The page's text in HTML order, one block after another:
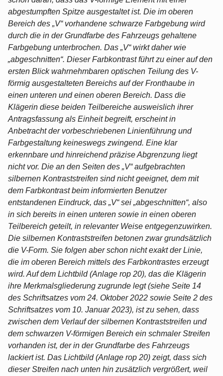
abgestumpften Spitze ausgestaltet ist. Die im oberen
Bereich des „V“ vorhandene schwarze Farbgebung wird
durch die in der Grundfarbe des Fahrzeugs gehaltene
Farbgebung unterbrochen. Das „V“ wirkt daher wie
„abgeschnitten“. Dieser Farbkontrast führt zu einer auf den
ersten Blick wahrnehmbaren optischen Teilung des V-
förmig ausgestalteten Bereichs auf der Fronthaube in
einen unteren und einen oberen Bereich. Dass die
Klägerin diese beiden Teilbereiche ausweislich ihrer
Antragsfassung als Einheit begreift, erscheint in
Anbetracht der vorbeschriebenen Linienführung und
Farbgestaltung keineswegs zwingend. Eine klar
erkennbare und hinreichend präzise Abgrenzung liegt
nicht vor. Die an den Seiten des „V“ aufgebrachten
silbernen Kontraststreifen sind nicht geeignet, dem mit
dem Farbkontrast beim informierten Benutzer
entstandenen Eindruck, das „V“ sei „abgeschnitten“, also
in sich bereits in einen unteren sowie in einen oberen
Teilbereich geteilt, in relevanter Weise entgegenzuwirken.
Die silbernen Kontraststreifen betonen zwar grundsätzlich
die V-Form. Sie folgen aber schon nicht exakt der Linie,
die im oberen Bereich mittels des Farbkontrastes erzeugt
wird. Auf dem Lichtbild (Anlage rop 20), das die Klägerin
ihre Merkmalsgliederung zugrunde legt (siehe Seite 14
des Schriftsatzes vom 24. Oktober 2022 sowie Seite 2 des
Schriftsatzes vom 10. Januar 2023), ist zu sehen, dass
zwischen dem Verlauf der silbernen Kontraststreifen und
dem schwarzen V-förmigen Bereich ein schmaler Streifen
vorhanden ist, der in der Grundfarbe des Fahrzeugs
lackiert ist. Das Lichtbild (Anlage rop 20) zeigt, dass sich
dieser Streifen nach unten hin zusätzlich vergrößert, weil